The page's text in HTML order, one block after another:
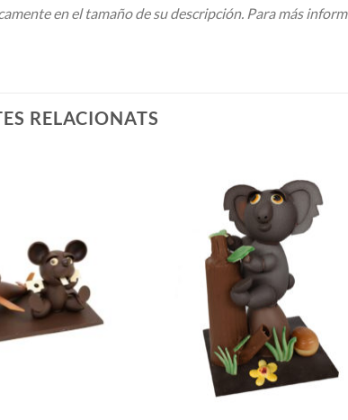
en el tamaño de su descripción. Para más
RELACIONATS